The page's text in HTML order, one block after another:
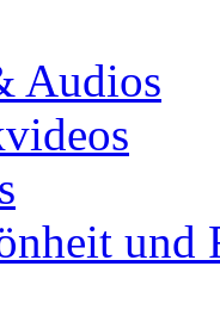
Audios
und